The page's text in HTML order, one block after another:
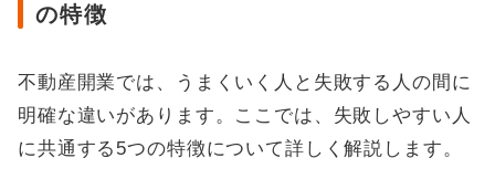
の特徴
不動産開業では、うまくいく人と失敗する人の間に
明確な違いがあります。ここでは、失敗しやすい人
に共通する5つの特徴について詳しく解説します。